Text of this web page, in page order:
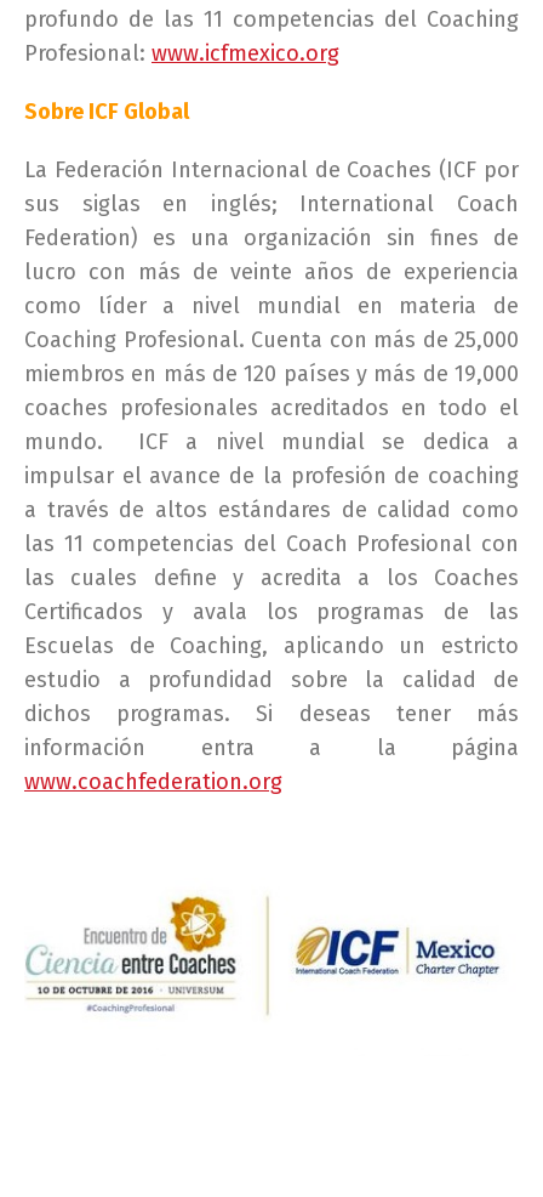
profundo de las 11 competencias del Coaching
Profesional: www.icfmexico.org
Sobre ICF Global
La Federación Internacional de Coaches (ICF por
sus siglas en inglés; International Coach
Federation) es una organización sin fines de
lucro con más de veinte años de experiencia
como líder a nivel mundial en materia de
Coaching Profesional. Cuenta con más de 25,000
miembros en más de 120 países y más de 19,000
coaches profesionales acreditados en todo el
mundo. ICF a nivel mundial se dedica a
impulsar el avance de la profesión de coaching
a través de altos estándares de calidad como
las 11 competencias del Coach Profesional con
las cuales define y acredita a los Coaches
Certificados y avala los programas de las
Escuelas de Coaching, aplicando un estricto
estudio a profundidad sobre la calidad de
dichos programas. Si deseas tener más
información entra a la página
www.coachfederation.org